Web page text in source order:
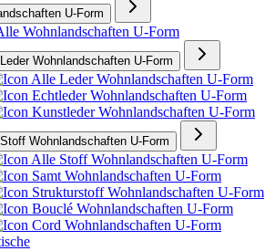
U-Form
Wohnlandschaften U-Form
Leder Wohnlandschaften U-Form
Alle Leder Wohnlandschaften U-Form
Echtleder Wohnlandschaften U-Form
Kunstleder Wohnlandschaften U-Form
Stoff Wohnlandschaften U-Form
Alle Stoff Wohnlandschaften U-Form
Samt Wohnlandschaften U-Form
Strukturstoff Wohnlandschaften U-Form
Bouclé Wohnlandschaften U-Form
Cord Wohnlandschaften U-Form